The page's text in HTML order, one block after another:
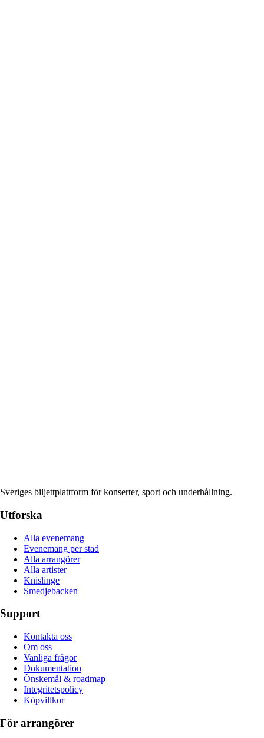
Sveriges biljettplattform för konserter, sport och underhållning.
Utforska
Alla evenemang
Evenemang per stad
Alla arrangörer
Alla artister
Knislinge
Smedjebacken
Support
Kontakta oss
Om oss
Vanliga frågor
Dokumentation
Önskemål & roadmap
Integritetspolicy
Köpvillkor
För arrangörer